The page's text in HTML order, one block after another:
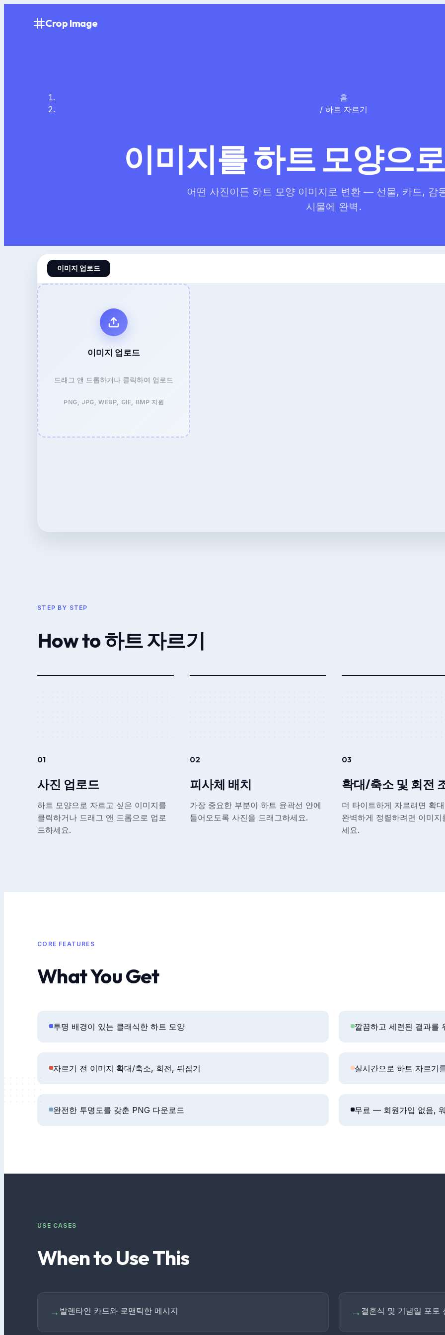
Crop Image
홈
/ 하트 자르기
이미지를 하트 모양으
어떤 사진이든 하트 모양 이미지로 변환 — 선물, 카드, 감
시물에 완벽.
이미지 업로드
이미지 업로드
드래그 앤 드롭하거나 클릭하여 업로드
PNG, JPG, WEBP, GIF, BMP 지원
STEP BY STEP
How to 하트 자르기
01
사진 업로드
하트 모양으로 자르고 싶은 이미지를
클릭하거나 드래그 앤 드롭으로 업로
드하세요.
02
피사체 배치
가장 중요한 부분이 하트 윤곽선 안에
들어오도록 사진을 드래그하세요.
03
확대/축소 및 회전
더 타이트하게 자르려면 확
완벽하게 정렬하려면 이미지
세요.
CORE FEATURES
What You Get
투명 배경이 있는 클래식한 하트 모양 깔끔하고 세련된 결과를
자르기 전 이미지 확대/축소, 회전, 뒤집기 실시간으로 하트 자르기
완전한 투명도를 갖춘 PNG 다운로드 무료 — 회원가입 없음,
USE CASES
When to Use This
→ 발렌타인 카드와 로맨틱한 메시지 → 결혼식 및 기념일 포토